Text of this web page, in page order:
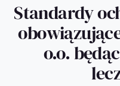
Standardy
o.o.